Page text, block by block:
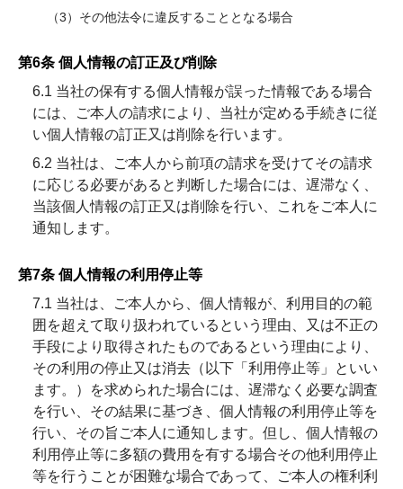
（3）その他法令に違反することとなる場合
第6条 個人情報の訂正及び削除
6.1 当社の保有する個人情報が誤った情報である場合
には、ご本人の請求により、当社が定める手続きに従
い個人情報の訂正又は削除を行います。
6.2 当社は、ご本人から前項の請求を受けてその請求
に応じる必要があると判断した場合には、遅滞なく、
当該個人情報の訂正又は削除を行い、これをご本人に
通知します。
第7条 個人情報の利用停止等
7.1 当社は、ご本人から、個人情報が、利用目的の範
囲を超えて取り扱われているという理由、又は不正の
手段により取得されたものであるという理由により、
その利用の停止又は消去（以下「利用停止等」といい
ます。）を求められた場合には、遅滞なく必要な調査
を行い、その結果に基づき、個人情報の利用停止等を
行い、その旨ご本人に通知します。但し、個人情報の
利用停止等に多額の費用を有する場合その他利用停止
等を行うことが困難な場合であって、ご本人の権利利